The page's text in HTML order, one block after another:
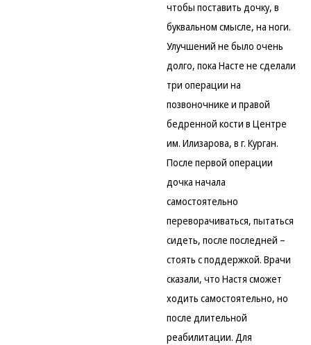
чтобы поставить дочку, в
буквальном смысле, на ноги.
Улучшений не было очень
долго, пока Насте не сделали
три операции на
позвоночнике и правой
бедренной кости в Центре
им. Илизарова, в г. Курган.
После первой операции
дочка начала
самостоятельно
переворачиваться, пытаться
сидеть, после последней –
стоять с поддержкой. Врачи
сказали, что Настя сможет
ходить самостоятельно, но
после длительной
реабилитации. Для